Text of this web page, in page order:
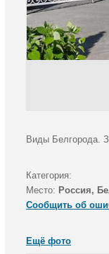
Виды Белгорода.
Категория:
Место: Россия,
Сообщить об
Ещё фото